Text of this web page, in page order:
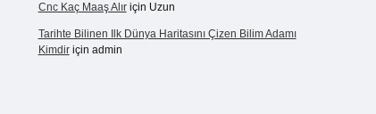
Cnc Kaç Maaş Alıriçin Uzun
Tarihte Bilinen Ilk Dünya Haritasını Çizen Bilim Adamı
Kimdiriçin admin